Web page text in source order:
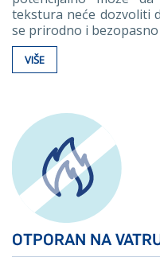
tekstura neće dozvoliti
se prirodno i
VIŠE
OTPORAN NA